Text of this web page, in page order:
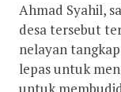
Ahmad Syahil,
desa tersebut
nelayan
lepas untuk